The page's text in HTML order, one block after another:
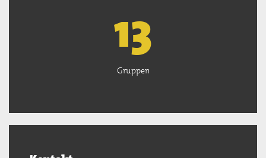
13
Gruppen